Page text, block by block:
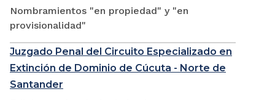
Nombramientos "en propiedad" y "en
provisionalidad"
Juzgado Penal del Circuito Especializado en
Extinción de Dominio de Cúcuta - Norte de
Santander